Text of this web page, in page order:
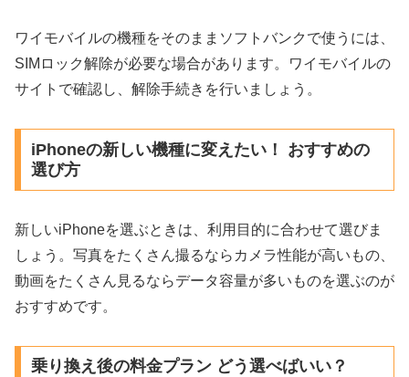
ワイモバイルの機種をそのままソフトバンクで使うには、
SIMロック解除が必要な場合があります。ワイモバイルの
サイトで確認し、解除手続きを行いましょう。
iPhoneの新しい機種に変えたい！ おすすめの
選び方
新しいiPhoneを選ぶときは、利用目的に合わせて選びま
しょう。写真をたくさん撮るならカメラ性能が高いもの、
動画をたくさん見るならデータ容量が多いものを選ぶのが
おすすめです。
乗り換え後の料金プラン どう選べばいい？